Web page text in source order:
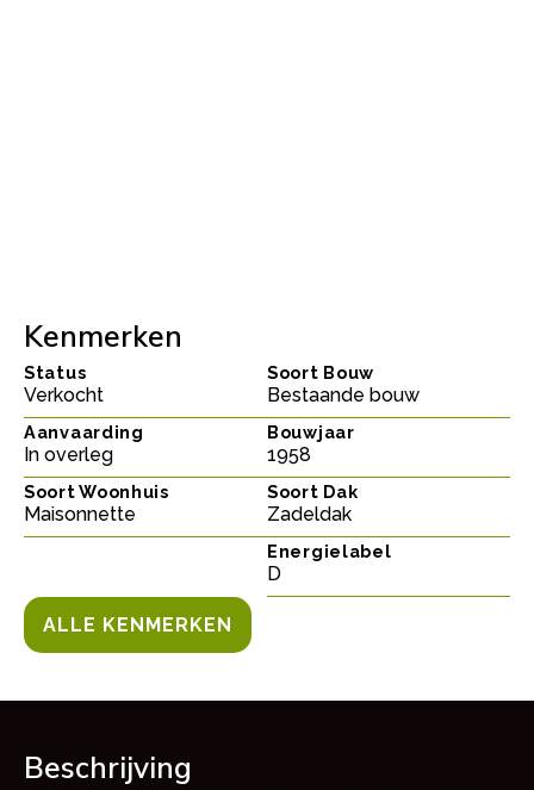
Kenmerken
Status
Verkocht
Aanvaarding
In overleg
Soort Woonhuis
Maisonnette
Soort Bouw
Bestaande bouw
Bouwjaar
1958
Soort Dak
Zadeldak
Energielabel
D
ALLE KENMERKEN
Beschrijving